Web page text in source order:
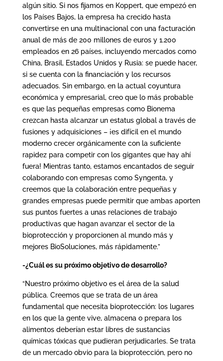
algún sitio. Si nos fijamos en Koppert, que empezó en
los Países Bajos, la empresa ha crecido hasta
convertirse en una multinacional con una facturación
anual de más de 200 millones de euros y 1.200
empleados en 26 países, incluyendo mercados como
China, Brasil, Estados Unidos y Rusia: se puede hacer,
si se cuenta con la financiación y los recursos
adecuados. Sin embargo, en la actual coyuntura
económica y empresarial, creo que lo más probable
es que las pequeñas empresas como Bionema
crezcan hasta alcanzar un estatus global a través de
fusiones y adquisiciones – ¡es difícil en el mundo
moderno crecer orgánicamente con la suficiente
rapidez para competir con los gigantes que hay ahí
fuera! Mientras tanto, estamos encantados de seguir
colaborando con empresas como Syngenta, y
creemos que la colaboración entre pequeñas y
grandes empresas puede permitir que ambas aporten
sus puntos fuertes a unas relaciones de trabajo
productivas que hagan avanzar el sector de la
bioprotección y proporcionen al mundo más y
mejores BioSoluciones, más rápidamente.”
-¿Cuál es su próximo objetivo de desarrollo?
“Nuestro próximo objetivo es el área de la salud
pública. Creemos que se trata de un área
fundamental que necesita bioprotección: los lugares
en los que la gente vive, almacena o prepara los
alimentos deberían estar libres de sustancias
químicas tóxicas que pudieran perjudicarles. Se trata
de un mercado obvio para la bioprotección, pero no